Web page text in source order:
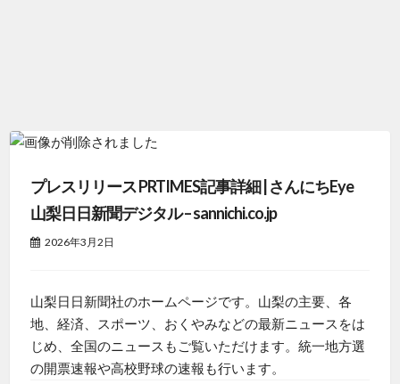
プレスリリース PRTIMES記事詳細 | さんにちEye
山梨日日新聞デジタル – sannichi.co.jp
2026年3月2日
山梨日日新聞社のホームページです。山梨の主要、各
地、経済、スポーツ、おくやみなどの最新ニュースをは
じめ、全国のニュースもご覧いただけます。統一地方選
の開票速報や高校野球の速報も行います。